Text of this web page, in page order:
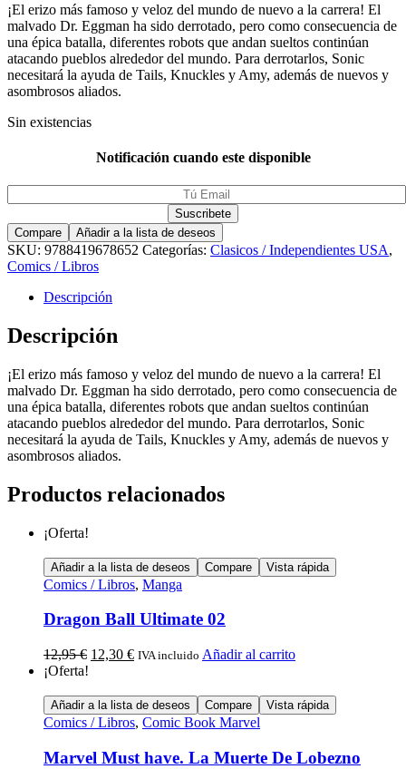
¡El erizo más famoso y veloz del mundo de nuevo a la carrera! El
malvado Dr. Eggman ha sido derrotado, pero como consecuencia de
una épica batalla, diferentes robots que andan sueltos continúan
atacando pueblos alrededor del mundo. Para derrotarlos, Sonic
necesitará la ayuda de Tails, Knuckles y Amy, además de nuevos y
asombrosos aliados.
Sin existencias
Notificación cuando este disponible
Compare Añadir a la lista de deseos
SKU: 9788419678652 Categorías: Clasicos / Independientes USA,
Comics / Libros
Descripción
Descripción
¡El erizo más famoso y veloz del mundo de nuevo a la carrera! El
malvado Dr. Eggman ha sido derrotado, pero como consecuencia de
una épica batalla, diferentes robots que andan sueltos continúan
atacando pueblos alrededor del mundo. Para derrotarlos, Sonic
necesitará la ayuda de Tails, Knuckles y Amy, además de nuevos y
asombrosos aliados.
Productos relacionados
¡Oferta!
Añadir a la lista de deseos Compare Vista rápida
Comics / Libros, Manga
Dragon Ball Ultimate 02
12,95€ 12,30 € IVA incluido Añadir al carrito
¡Oferta!
Añadir a la lista de deseos Compare Vista rápida
Comics / Libros, Comic Book Marvel
Marvel Must have. La Muerte De Lobezno